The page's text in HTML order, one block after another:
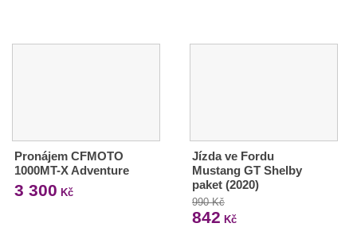
Pronájem CFMOTO
1000MT-X Adventure
3 300 Kč
Jízda ve Fordu
Mustang GT Shelby
paket (2020)
990 Kč
842 Kč